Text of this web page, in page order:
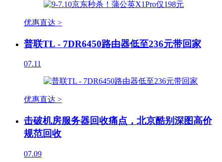
优惠直达 >
普联TL - 7DR6450路由器低至236元带回家
07.11
优惠直达 >
击破机房服务器回收痛点，北京酷别深图高价
规范回收
07.09